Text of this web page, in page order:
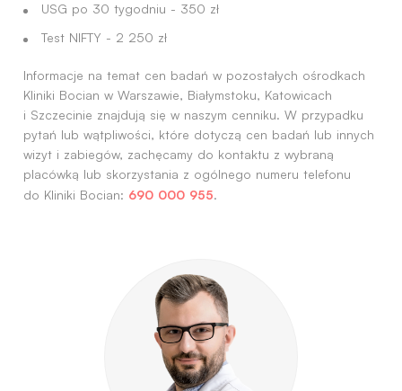
USG po 30 tygodniu - 350 zł
Test NIFTY - 2 250 zł
Informacje na temat cen badań w pozostałych ośrodkach
Kliniki Bocian w Warszawie, Białymstoku, Katowicach
i Szczecinie znajdują się w naszym cenniku. W przypadku
pytań lub wątpliwości, które dotyczą cen badań lub innych
wizyt i zabiegów, zachęcamy do kontaktu z wybraną
placówką lub skorzystania z ogólnego numeru telefonu
do Kliniki Bocian: 690 000 955.